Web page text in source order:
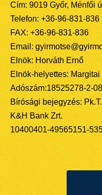
Cím: 9019 Győr, Ménfői
Telefon: +36-96-831-836
FAX: +36-96-831-836
Email:
Elnök: Horváth Ernő
Elnök-helyettes:
Adószám:18525278-2-08
Bírósági bejegyzés:
K&H Bank Zrt.
10400401-49565151-